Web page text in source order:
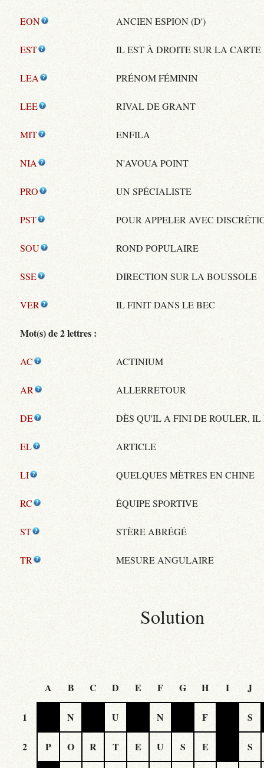
EON ANCIEN ESPION (D')
EST IL EST À DROITE SUR LA CARTE
LEA PRÉNOM FÉMININ
LEE RIVAL DE GRANT
MIT ENFILA
NIA N'AVOUA POINT
PRO UN SPÉCIALISTE
PST POUR APPELER AVEC
SOU ROND POPULAIRE
SSE DIRECTION SUR LA BOUSSOLE
VER IL FINIT DANS LE BEC
Mot(s) de 2 lettres :
AC ACTINIUM
AR ALLERRETOUR
DE DÈS QU'IL A FINI DE ROULER, IL
EL ARTICLE
LI QUELQUES MÈTRES EN CHINE
RC ÉQUIPE SPORTIVE
ST STÈRE ABRÉGÉ
TR MESURE ANGULAIRE
Solution
A B C D E F G H I J
1 N U N F S
2 P O R T E U S E S